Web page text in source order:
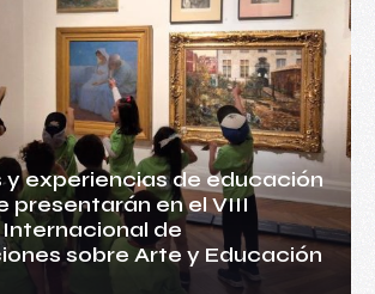
y experiencias de educación
presentarán en el VIII
de
sobre Arte y Educación